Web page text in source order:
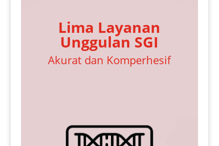
Lima Layanan
Unggulan SGI
Akurat dan Komperhesif